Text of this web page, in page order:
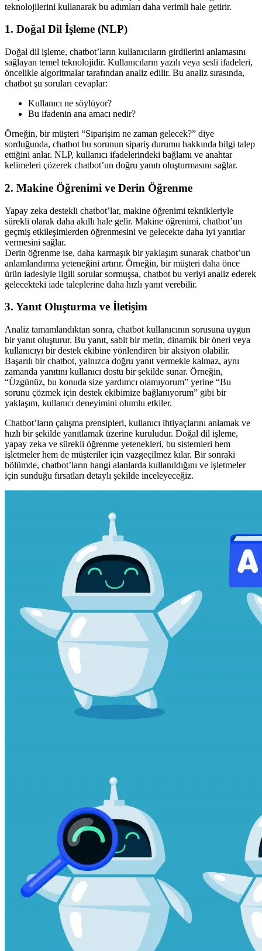
teknolojilerini kullanarak bu adımları daha verimli hale getirir.
1. Doğal Dil İşleme (NLP)
Doğal dil işleme, chatbot’ların kullanıcıların girdilerini anlamasını
sağlayan temel teknolojidir. Kullanıcıların yazılı veya sesli ifadeleri,
öncelikle algoritmalar tarafından analiz edilir. Bu analiz sırasında,
chatbot şu soruları cevaplar:
Kullanıcı ne söylüyor?
Bu ifadenin ana amacı nedir?
Örneğin, bir müşteri “Siparişim ne zaman gelecek?” diye
sorduğunda, chatbot bu sorunun sipariş durumu hakkında bilgi talep
ettiğini anlar. NLP, kullanıcı ifadelerindeki bağlamı ve anahtar
kelimeleri çözerek chatbot’un doğru yanıtı oluşturmasını sağlar.
2. Makine Öğrenimi ve Derin Öğrenme
Yapay zeka destekli chatbot’lar, makine öğrenimi teknikleriyle
sürekli olarak daha akıllı hale gelir. Makine öğrenimi, chatbot’un
geçmiş etkileşimlerden öğrenmesini ve gelecekte daha iyi yanıtlar
vermesini sağlar.
Derin öğrenme ise, daha karmaşık bir yaklaşım sunarak chatbot’un
anlamlandırma yeteneğini artırır. Örneğin, bir müşteri daha önce
ürün iadesiyle ilgili sorular sormuşsa, chatbot bu veriyi analiz ederek
gelecekteki iade taleplerine daha hızlı yanıt verebilir.
3. Yanıt Oluşturma ve İletişim
Analiz tamamlandıktan sonra, chatbot kullanıcının sorusuna uygun
bir yanıt oluşturur. Bu yanıt, sabit bir metin, dinamik bir öneri veya
kullanıcıyı bir destek ekibine yönlendiren bir aksiyon olabilir.
Başarılı bir chatbot, yalnızca doğru yanıt vermekle kalmaz, aynı
zamanda yanıtını kullanıcı dostu bir şekilde sunar. Örneğin,
“Üzgünüz, bu konuda size yardımcı olamıyorum” yerine “Bu
sorunu çözmek için destek ekibimize bağlanıyorum” gibi bir
yaklaşım, kullanıcı deneyimini olumlu etkiler.
Chatbot’ların çalışma prensipleri, kullanıcı ihtiyaçlarını anlamak ve
hızlı bir şekilde yanıtlamak üzerine kuruludur. Doğal dil işleme,
yapay zeka ve sürekli öğrenme yetenekleri, bu sistemleri hem
işletmeler hem de müşteriler için vazgeçilmez kılar. Bir sonraki
bölümde, chatbot’ların hangi alanlarda kullanıldığını ve işletmeler
için sunduğu fırsatları detaylı şekilde inceleyeceğiz.